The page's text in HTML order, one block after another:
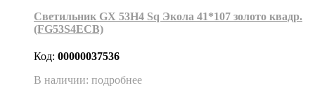
Светильник GX 53H4 Sq Экола 41*107 золото квадр.
(FG53S4ECB)
Код: 00000037536
В наличии: подробнее